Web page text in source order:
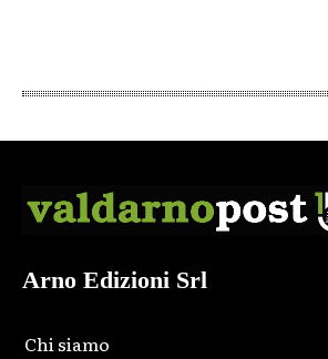
Arno Edizioni Srl
Chi siamo